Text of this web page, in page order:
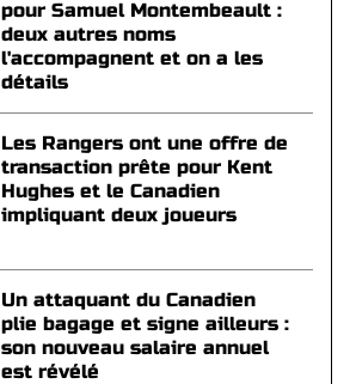
pour Samuel Montembeault :
deux autres noms
l'accompagnent et on a les
détails
Les Rangers ont une offre de
transaction prête pour Kent
Hughes et le Canadien
impliquant deux joueurs
Un attaquant du Canadien
plie bagage et signe ailleurs :
son nouveau salaire annuel
est révélé